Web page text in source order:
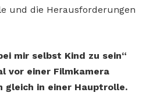
und die Herausforderungen
mir selbst Kind zu sein“
vor einer Filmkamera
gleich in einer Hauptrolle.